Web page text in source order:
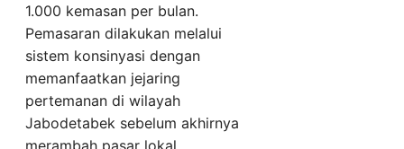
1.000 kemasan per bulan.
Pemasaran dilakukan melalui
sistem konsinyasi dengan
memanfaatkan jejaring
pertemanan di wilayah
Jabodetabek sebelum akhirnya
merambah pasar lokal